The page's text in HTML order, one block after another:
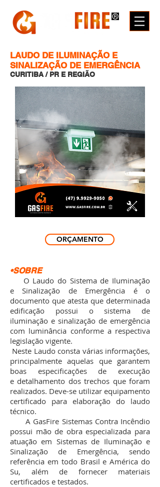
LAUDO DE ILUMINAÇÃO E
SINALIZAÇÃO DE EMERGÊNCIA
CURITIBA / PR E REGIÃO
ORÇAMENTO
•SOBRE
O Laudo do Sistema de Iluminação
e Sinalização de Emergência é o
documento que atesta que determinada
edificação possui o sistema de
iluminação e sinalização de emergência
com luminância conforme a respectiva
legislação vigente.
Neste Laudo consta várias informações,
principalmente aquelas que garantem
boas especificações de execução
e detalhamento dos trechos que foram
realizados. Deve-se utilizar equipamento
certificado para elaboração do laudo
técnico.
A GasFire Sistemas Contra Incêndio
possui mão de obra especializada para
atuação em Sistemas de Iluminação e
Sinalização de Emergência, sendo
referência em todo Brasil e América do
Su, além de fornecer materiais
certificados e testados.